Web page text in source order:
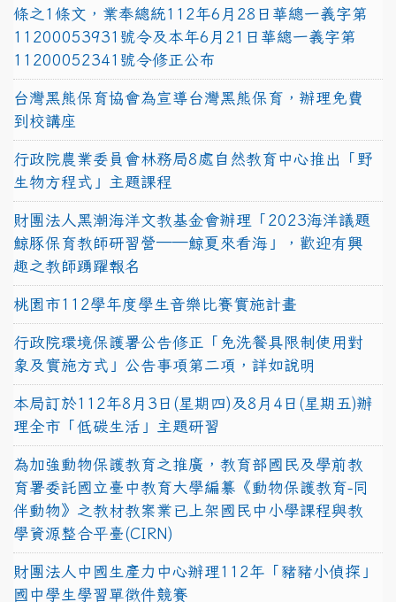
條之1條文，業奉總統112年6月28日華總一義字第
11200053931號令及本年6月21日華總一義字第
11200052341號令修正公布
台灣黑熊保育協會為宣導台灣黑熊保育，辦理免費
到校講座
行政院農業委員會林務局8處自然教育中心推出「野
生物方程式」主題課程
財團法人黑潮海洋文教基金會辦理「2023海洋議題
鯨豚保育教師研習營──鯨夏來看海」，歡迎有興
趣之教師踴躍報名
桃園市112學年度學生音樂比賽實施計畫
行政院環境保護署公告修正「免洗餐具限制使用對
象及實施方式」公告事項第二項，詳如說明
本局訂於112年8月3日(星期四)及8月4日(星期五)辦
理全市「低碳生活」主題研習
為加強動物保護教育之推廣，教育部國民及學前教
育署委託國立臺中教育大學編纂《動物保護教育-同
伴動物》之教材教案業已上架國民中小學課程與教
學資源整合平臺(CIRN)
財團法人中國生產力中心辦理112年「豬豬小偵探」
國中學生學習單徵件競賽